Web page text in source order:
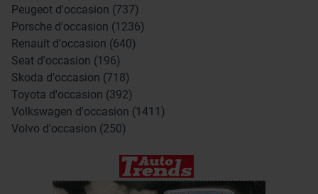
Peugeot d'occasion (737)
Porsche d'occasion (1236)
Renault d'occasion (640)
Seat d'occasion (196)
Skoda d'occasion (718)
Toyota d'occasion (392)
Volkswagen d'occasion (1411)
Volvo d'occasion (250)